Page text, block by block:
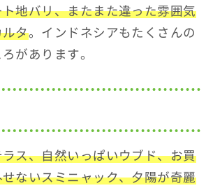
地バリ、またまた違った雰囲気
タ。インドネシアもたくさんの
があります。
ス、自然いっぱいウブド、お買
ないスミニャック、夕陽が奇麗